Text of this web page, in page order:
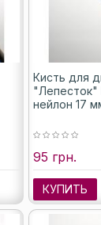
Кисть для
"Лепесток"
нейлон 17
95 грн.
КУПИТЬ